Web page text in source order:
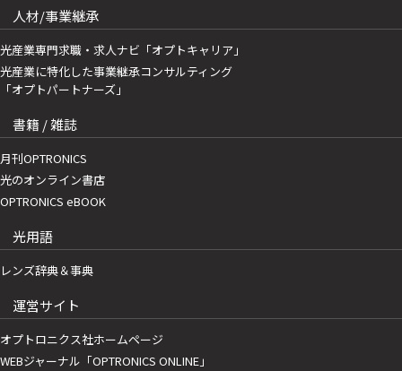
人材/事業継承
光産業専門求職・求人ナビ「オプトキャリア」
光産業に特化した事業継承コンサルティング
「オプトパートナーズ」
書籍 / 雑誌
月刊OPTRONICS
光のオンライン書店
OPTRONICS eBOOK
光用語
レンズ辞典＆事典
運営サイト
オプトロニクス社ホームページ
WEBジャーナル「OPTRONICS ONLINE」